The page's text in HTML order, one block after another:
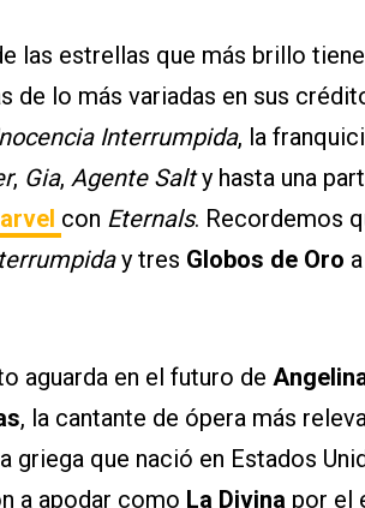
las estrellas que más brillo
de lo más variadas en sus
Interrumpida, la
, Gia, Agente Salty hasta una
con Eternals. Recordemos
y tres Globos de Oro
aguarda en el futuro de
, la cantante de ópera más
griega que nació en Estados
a apodar como La Divina por el